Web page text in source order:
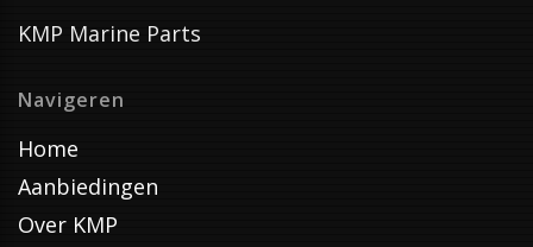
KMP Marine Parts
Navigeren
Home
Aanbiedingen
Over KMP